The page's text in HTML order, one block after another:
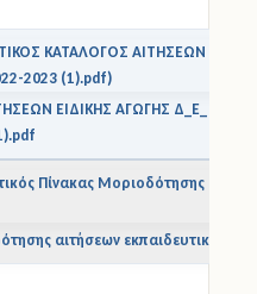
ΕΙΔΙΚΗΣ ΑΓΩΓΗΣ Δ_Ε_ ΓΙΑ
αιτήσεων εκπαιδευτικών